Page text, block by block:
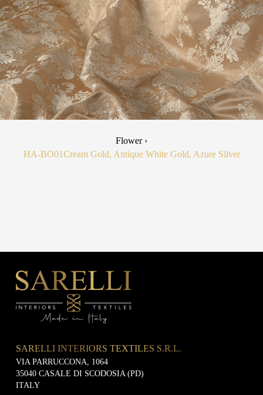
Flower ›
HA-BO01Cream Gold, Antique White Gold, Azure Silver
SARELLI INTERIORS TEXTILES S.R.L.
VIA PARRUCCONA, 1064
35040 CASALE DI SCODOSIA (PD)
ITALY